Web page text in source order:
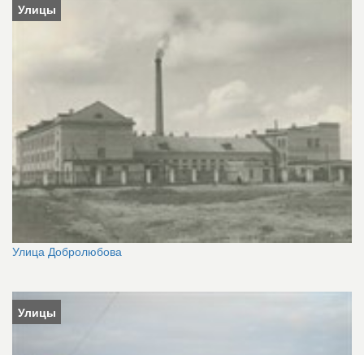
Улицы
Улица Добролюбова
Улицы